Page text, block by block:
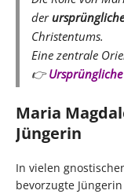
der
Christentums.
Eine zentrale
👉Ursprüngliche
Maria
Jüngerin
In vielen
bevorzugte